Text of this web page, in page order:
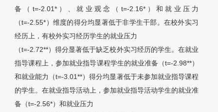
备（t=-2.01*）、就业观念（t=-2.16*）和就业压力
（t=-2.55*）维度的得分均显著低于非学生干部。在校外实习
经历上，有校外实习经历学生的就业压力
（t=-2.72**）得分显著低于缺乏校外实习经历的学生。在就业
指导课程上，参加就业指导课程学生的就业准备（t=-2.98**）
和就业能力（t=-3.01**）得分均显著低于未参加就业指导课程
的学生。在就业指导活动上，参加就业指导活动学生的就业准
备（t=-2.56*）和就业压力